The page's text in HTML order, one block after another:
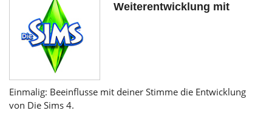
Weiterentwicklung mit
Einmalig: Beeinflusse mit deiner Stimme die Entwicklung
von Die Sims 4.